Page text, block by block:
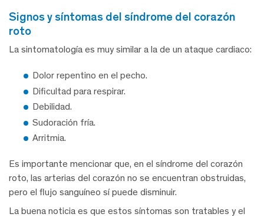
signos y síntomas del síndrome del corazón
roto
La sintomatología es muy similar a la de un ataque cardiaco:
Dolor repentino en el pecho.
Dificultad para respirar.
Debilidad.
Sudoración fría.
Arritmia.
Es importante mencionar que, en el síndrome del corazón
roto, las arterias del corazón no se encuentran obstruidas,
pero el flujo sanguíneo sí puede disminuir.
La buena noticia es que estos síntomas son tratables y el